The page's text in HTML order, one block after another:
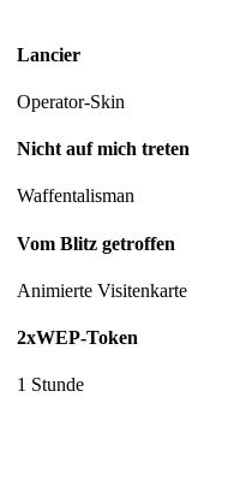
Lancier
Operator-Skin
Nicht auf mich treten
Waffentalisman
Vom Blitz getroffen
Animierte Visitenkarte
2xWEP-Token
1 Stunde